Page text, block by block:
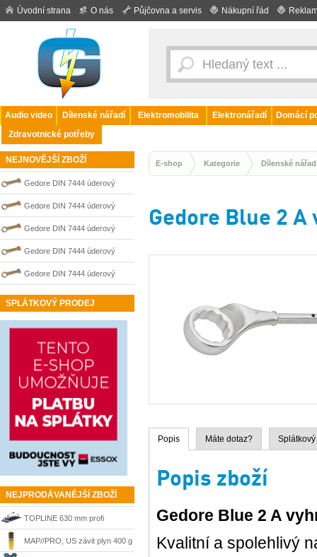
Úvodní strana O nás Půjčovna a servis Nákupní řád
Audio video Dílenské nářadí Elektromobilita Elektronářadí
Domácí
Zdravotnické potřeby
NEJNOVĚJŠÍ ZBOŽÍ
Gedore DIN 7444 úderový
nejiskřivý plochý (palcový) klíč
0100208S
Gedore DIN 7444 úderový
nejiskřivý plochý (palcový) klíč
0100209S
Gedore DIN 7444 úderový
nejiskřivý plochý (palcový) klíč
0100206S
Gedore DIN 7444 úderový
nejiskřivý plochý (palcový) klíč
0100207S
Gedore DIN 7444 úderový
nejiskřivý plochý (palcový) klíč
SPLÁTKOVÝ PRODEJ
NEJPRODÁVANĚJŠÍ ZBOŽÍ
TOPLINE 630 mm profi
řezačka Kaufmann
MAP//PRO, US závit plyn 400 g
E-shop Kategorie Dílenské
Gedore Blue 2
Popis Máte dotaz?
Popis zboží
Gedore Blue 2 A
Kvalitní a spolehlivý